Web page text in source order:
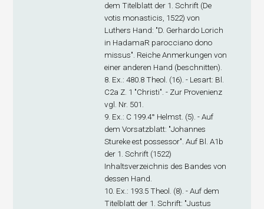
dem Titelblatt der 1. Schrift (De
votis monasticis, 1522) von
Luthers Hand: "D. Gerhardo Lorich
in HadamaR parocciano dono
missus". Reiche Anmerkungen von
einer anderen Hand (beschnitten).
8. Ex.: 480.8 Theol. (16). - Lesart: Bl.
C2a Z. 1 "Christi". - Zur Provenienz
vgl. Nr. 501.
9. Ex.: C 199.4° Helmst. (5). - Auf
dem Vorsatzblatt: "Johannes
Stureke est possessor". Auf Bl. A1b
der 1. Schrift (1522)
Inhaltsverzeichnis des Bandes von
dessen Hand.
10. Ex.: 193.5 Theol. (8). - Auf dem
Titelblatt der 1. Schrift: "Justus